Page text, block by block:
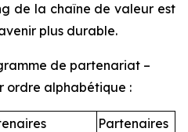
de la chaîne de valeur est
plus durable.
de partenariat –
ordre alphabétique :
Partenaires